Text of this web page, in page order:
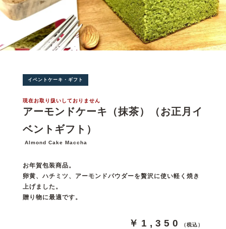
イベントケーキ・ギフト
現在お取り扱いしておりません
アーモンドケーキ（抹茶）（お正月イ
ベントギフト）
Almond Cake Maccha
お年賀包装商品。
卵黄、ハチミツ、アーモンドパウダーを贅沢に使い軽く焼き
上げました。
贈り物に最適です。
￥1,350 （税込）